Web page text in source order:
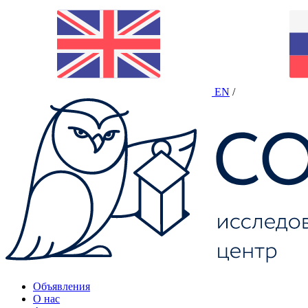
EN /
Объявления
О нас